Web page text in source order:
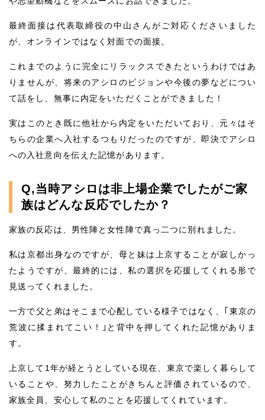
最終面接は代表取締役の中山さんがご対応くださいました
が、オンラインではなく対面での面接。
これまでのように完全にリラックスできたというわけではあ
りませんが、将来のアシロのビジョンや今後の夢などについ
て話をし、無事に内定をいただくことができました！
実はこのとき既に他社から内定をいただいており、元々はそ
ちらの企業へ入社するつもりだったのですが、即決でアシロ
への入社意向を伝えた記憶があります。
Q,当時アシロは非上場企業でしたがご家
族はどんな反応でしたか？
家族の反応は、男性陣と女性陣で真っ二つに別れました。
私は京都出身なのですが、母と妹は上京することが寂しかっ
たようですが、最終的には、私の選択を応援してくれる形で
見送ってくれました。
一方で父と弟はそこまで心配している様子ではなく、｢東京の
荒波に揉まれてこい！｣と背中を押してくれた記憶がありま
す。
上京して1年が経とうとしている現在、東京で楽しく暮らして
いることや、努力したことがきちんと評価されているので、
家族全員、安心して私のことを応援してくれています。